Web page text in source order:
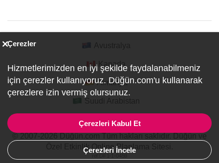
Kanada
Almanya
Özel Etkinlik Online Planlama Sitesi.
Çerezler
Hizmetlerimizden en iyi şekilde faydalanabilmeniz
için çerezler kullanıyoruz. Düğün.com'u kullanarak
çerezlere izin vermiş olursunuz.
Çerezleri Kabul Et
Çerezleri İncele